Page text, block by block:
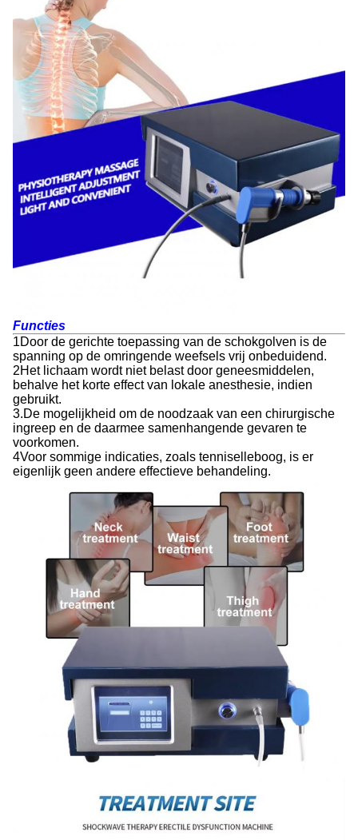
Functies
1Door de gerichte toepassing van de schokgolven is de
spanning op de omringende weefsels vrij onbeduidend.
2Het lichaam wordt niet belast door geneesmiddelen,
behalve het korte effect van lokale anesthesie, indien
gebruikt.
3.De mogelijkheid om de noodzaak van een chirurgische
ingreep en de daarmee samenhangende gevaren te
voorkomen.
4Voor sommige indicaties, zoals tenniselleboog, is er
eigenlijk geen andere effectieve behandeling.